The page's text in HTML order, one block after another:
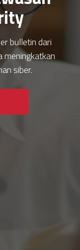
bulletin dari
meningkatkan
siber.